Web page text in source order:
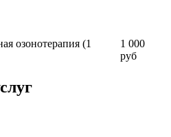
озонотерапия (1
1 000
руб